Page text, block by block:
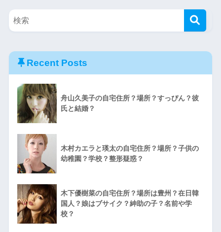
Recent Posts
舟山久美子の自宅住所？場所？すっぴん？彼
氏と結婚？
木村カエラと瑛太の自宅住所？場所？子供の
幼稚園？学校？整形疑惑？
木下優樹菜の自宅住所？場所は豊州？在日韓
国人？娘はブサイク？紳助の子？名前や学
校？